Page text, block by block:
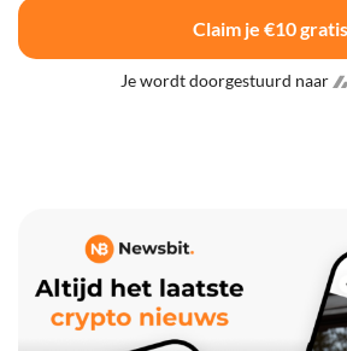
Claim je €10 gratis
Je wordt doorgestuurd naar